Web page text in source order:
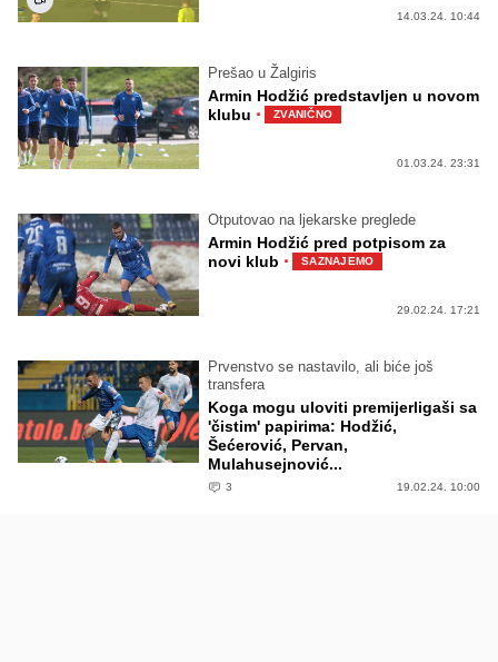
14.03.24. 10:44
Prešao u Žalgiris
Armin Hodžić predstavljen u novom
klubu · ZVANIČNO
01.03.24. 23:31
Otputovao na ljekarske preglede
Armin Hodžić pred potpisom za
novi klub · SAZNAJEMO
29.02.24. 17:21
Prvenstvo se nastavilo, ali biće još
transfera
Koga mogu uloviti premijerligaši sa
'čistim' papirima: Hodžić,
Šećerović, Pervan,
Mulahusejnović...
3 19.02.24. 10:00